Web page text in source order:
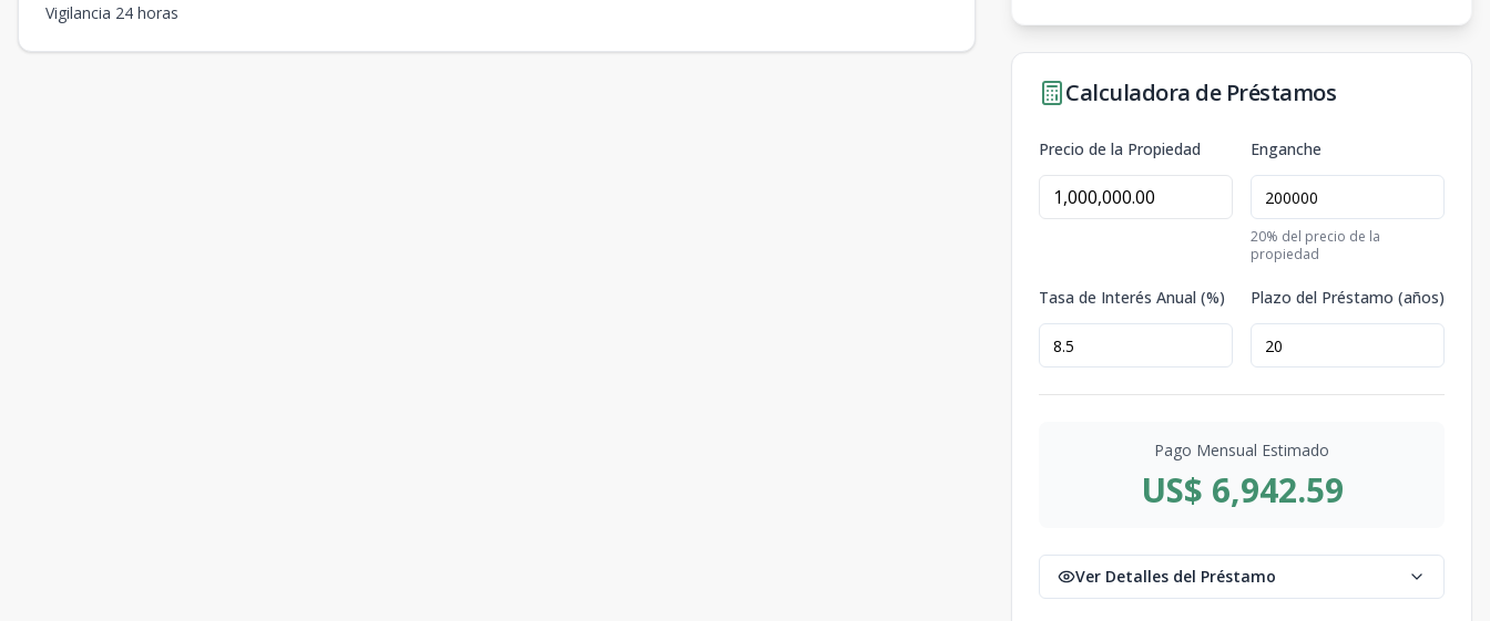
Vigilancia 24 horas
Calculadora de Préstamos
Precio de la Propiedad Enganche
20% del precio de la
propiedad
Tasa de Interés Anual (%) Plazo del Préstamo (años)
Pago Mensual Estimado
US$ 6,942.59
Ver Detalles del Préstamo